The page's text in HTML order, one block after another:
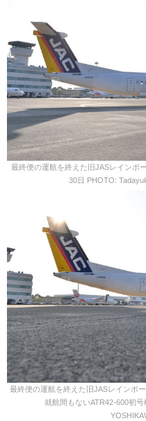
最終便の運航を終えた旧JASレインボ
30日 PHOTO:
最終便の運航を終えた旧JASレインボ
就航間もないATR42-600初